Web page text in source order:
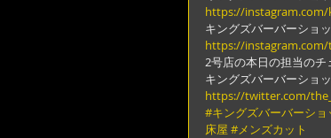
https://
キングズバーバーショ
https://
2号店の本日の担当のチ
キングズバーバーショ
https://twitter.com/
#キングズバーバーショ
床屋 #メンズカット